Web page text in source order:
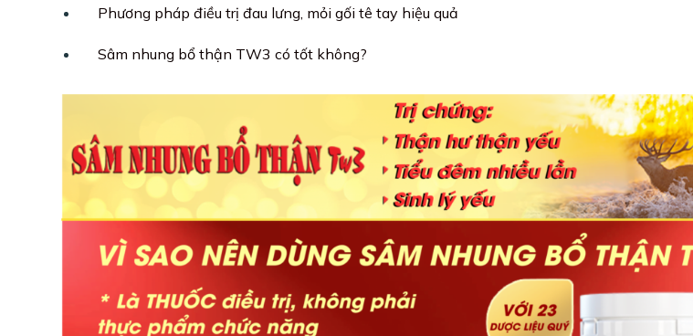
Phương pháp điều trị đau lưng, mỏi gối tê tay hiệu quả
Sâm nhung bổ thận TW3 có tốt không?